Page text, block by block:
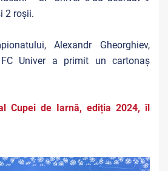
2 roșii.
Alexandr Gheorghiev,
Univer a primit un cartonaș
Cupei de Iarnă, ediția 2024, îl